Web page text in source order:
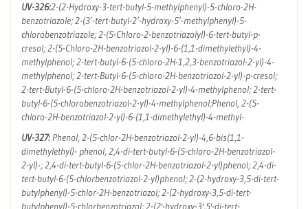
UV-326:2-(2-Hydroxy-3-tert-butyl-5-methylphenyl)-5-chloro-2H-
benzotriazole; 2-(3’-tert-butyl-2’-hydroxy-5’-methylphenyl)-5-
chlorobenzotriazole; 2-(5-Chloro-2-benzotriazolyl)-6-tert-butyl-p-
cresol; 2-(5-Chloro-2H-benzotriazol-2-yl)-6-(1,1-dimethylethyl)-4-
methylphenol; 2-tert-butyl-6-(5-chloro-2H-1,2,3-benzotriazol-2-yl)-4-
methylphenol; 2-tert-Butyl-6-(5-chloro-2H-benzotriazol-2-yl)-p-cresol;
2-tert-Butyl-6-(5-chloro-2H-benzotriazol-2-yl)-4-methylphenol; 2-tert-
butyl-6-(5-chlorobenzotriazol-2-yl)-4-methylphenol;Phenol, 2-(5-
chloro-2H-benzotriazol-2-yl)-6-(1,1-dimethylethyl)-4-methyl-
UV-327: Phenol, 2-(5-chlor-2H-benzotriazol-2-yl)-4,6-bis(1,1-
dimethylethyl)- phenol, 2,4-di-tert-butyl-6-(5-chloro-2H-benzotriazol-
2-yl)-; 2,4-di-tert-butyl-6-(5-chlor-2H-benzotriazol-2-yl)phenol; 2,4-di-
tert-butyl-6-(5-chlorbenzotriazol-2-yl)phenol; 2-(2-hydroxy-3,5-di-tert-
butylphenyl)-5-chlor-2H-benzotriazol; 2-(2-hydroxy-3,5-di-tert-
butylphenyl)-5-chlorbenzotriazol; 2-(2'-hydroxy-3',5'-di-tert-